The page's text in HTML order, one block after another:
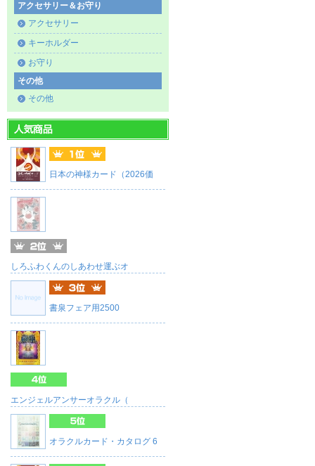
アクセサリー＆お守り
アクセサリー
キーホルダー
お守り
その他
その他
日本の神様カード（2026価
しろふわくんのしあわせ運ぶオ
書泉フェア用2500
エンジェルアンサーオラクル（
オラクルカード・カタログ 6